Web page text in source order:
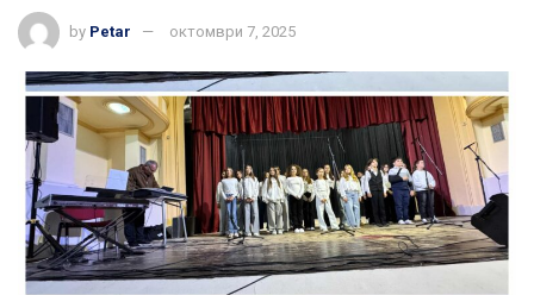
by Petar октомври 7, 2025